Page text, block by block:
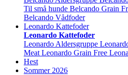
Til små hunde Belcando Grain
Belcando Vådfoder
Leonardo Kattefoder
Leonardo Kattefoder
Leonardo Aldersgruppe
Meat Leonardo Grain Free
Hest
Sommer 2026